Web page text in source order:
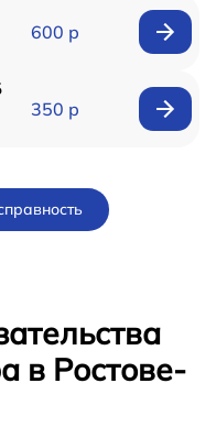
600 р
350 р
в Ростове-